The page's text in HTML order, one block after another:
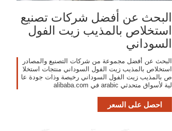
البحث عن أفضل شركات تصنيع
استخلاص بالمذيب زيت الفول
السوداني
البحث عن أفضل مجموعة من شركات التصنيع والمصادر
استخلاص بالمذيب زيت الفول السوداني منتجات استخلا
ص بالمذيب زيت الفول السوداني رخيصة وذات جودة عا
لية لأسواق متحدثي arabic في alibaba.com
احصل على السعر